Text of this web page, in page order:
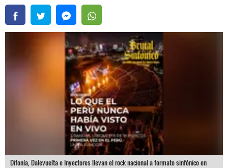
Difonía, Dalevuelta e Inyectores llevan el rock nacional a formato sinfónico en